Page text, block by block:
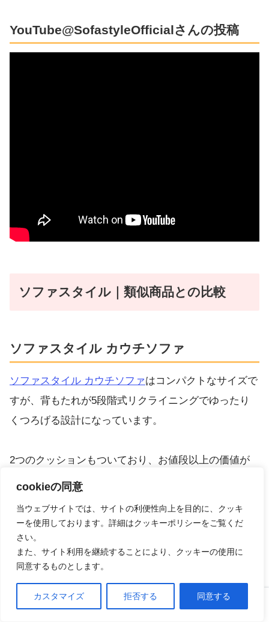
cookieの同意
当ウェブサイトでは、サイトの利便性向上を目的に、クッキ
ーを使用しております。詳細はクッキーポリシーをご覧くだ
さい。
また、サイト利用を継続することにより、クッキーの使用に
同意するものとします。
カスタマイズ 拒否する 同意する
YouTube@SofastyleOfficialさんの投稿
ソファスタイル｜類似商品との比較
ソファスタイル カウチソファ
ソファスタイル カウチソファはコンパクトなサイズで
すが、背もたれが5段階式リクライニングでゆったり
くつろげる設計になっています。
2つのクッションもついており、お値段以上の価値が
あります。